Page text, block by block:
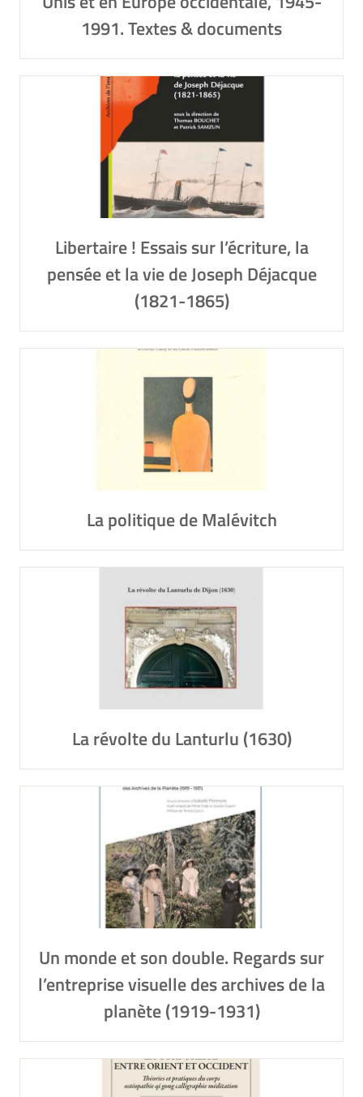
1991. Textes & documents
Libertaire ! Essais sur l’écriture, la
pensée et la vie de Joseph Déjacque
(1821-1865)
La politique de Malévitch
La révolte du Lanturlu (1630)
Un monde et son double. Regards sur
l’entreprise visuelle des archives de la
planète (1919-1931)